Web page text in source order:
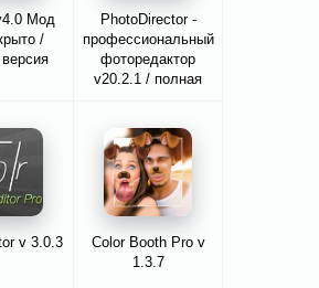
Мод
/
PhotoDirector -
профессиональный
фоторедактор
v20.2.1 / полная
v 3.0.3
Color Booth Pro v
1.3.7